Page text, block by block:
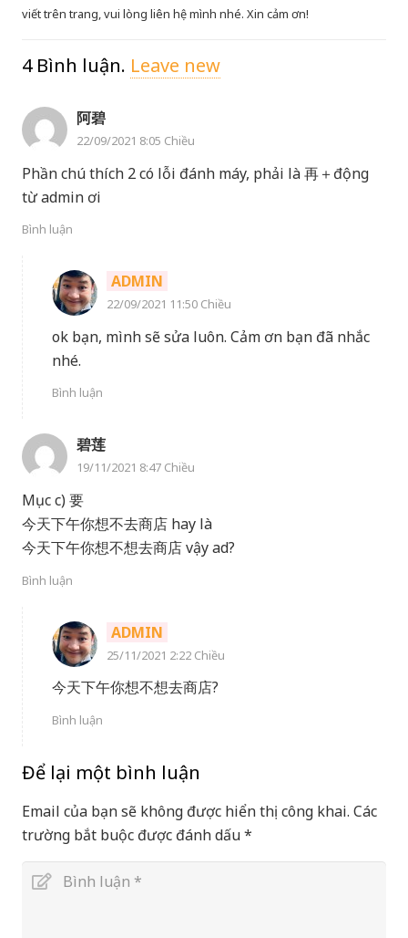
viết trên trang, vui lòng liên hệ mình nhé. Xin cảm ơn!
4 Bình luận. Leave new
阿碧
22/09/2021 8:05 Chiều
Phần chú thích 2 có lỗi đánh máy, phải là 再＋động
từ admin ơi
Bình luận
ADMIN
22/09/2021 11:50 Chiều
ok bạn, mình sẽ sửa luôn. Cảm ơn bạn đã nhắc
nhé.
Bình luận
碧莲
19/11/2021 8:47 Chiều
Mục c) 要
今天下午你想不去商店 hay là
今天下午你想不想去商店 vậy ad?
Bình luận
ADMIN
25/11/2021 2:22 Chiều
今天下午你想不想去商店?
Bình luận
Để lại một bình luận
Email của bạn sẽ không được hiển thị công khai. Các
trường bắt buộc được đánh dấu*